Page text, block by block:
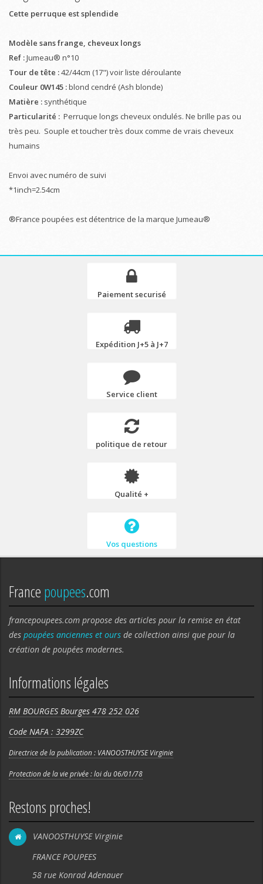
Cette perruque est splendide
Modèle sans frange, cheveux longs
Ref :Jumeau® n°10
Tour de tête :42/44cm (17") voir liste déroulante
Couleur 0W145 :blond cendré (Ash blonde)
Matière : synthétique
Particularité : Perruque longs cheveux ondulés. Ne brille pas ou
très peu. Souple et toucher très doux comme de vrais cheveux
humains
Envoi avec numéro de suivi
*1inch=2.54cm
®France poupées est détentrice de la marque Jumeau®
Paiement securisé
Expédition J+5 à J+7
Service client
politique de retour
Qualité +
Vos questions
Francepoupees.com
francepoupees.com propose des articles pour la remise en état
des poupées anciennes et ours de collection ainsi que pour la
création de poupées modernes.
Informations légales
RM BOURGES Bourges 478 252 026
Code NAFA : 3299ZC
Directrice de la publication : VANOOSTHUYSE Virginie
Protection de la vie privée : loi du 06/01/78
Restons proches!
VANOOSTHUYSE Virginie
FRANCE POUPEES
58 rue Konrad Adenauer